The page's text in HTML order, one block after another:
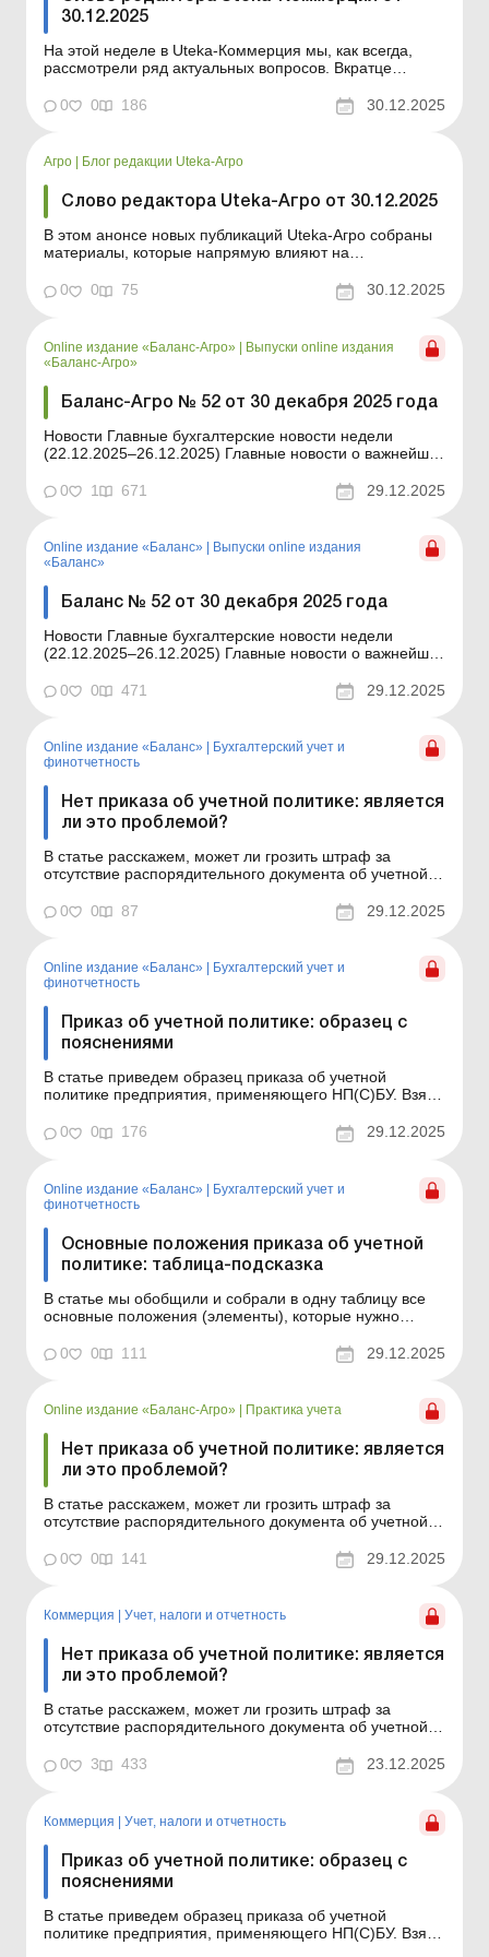
30.12.2025
На этой неделе в Uteka-Коммерция мы, как всегда,
рассмотрели ряд актуальных вопросов. Вкратце
коллеги! Вкратце ознакомлю вас с темами статей,
опубликованных на этой неделе в Uteka-Коммерция.
поврежденное вследстви...
0 0 186 30.12.2025
Агро Блог редакции Uteka-Агро
Слово редактора Uteka-Агро от 30.12.2025
В этом анонсе новых публикаций Uteka-Агро собраны
материалы, которые напрямую влияют на
от компенсации военных потерь и налоговых
последствий до методологии агроучета и организации
новых публикаций U...
0 0 75 30.12.2025
Online издание «Баланс-Агро» | Выпуски online издания
«Баланс-Агро»
Баланс-Агро № 52 от 30 декабря 2025 года
Новости Главные бухгалтерские новости недели
(22.12.2025–26.12.2025) Главные новости о важнейших
ежедневно Содержание номера Правовая помощь
Читать Компенсация бизнесу за уничтоженное или
0 1 671 29.12.2025
Online издание «Баланс» | Выпуски online издания
«Баланс»
Баланс № 52 от 30 декабря 2025 года
Новости Главные бухгалтерские новости недели
(22.12.2025–26.12.2025) Главные новости о важнейших
ежедневно Содержание номера Юридические
0 0 471 29.12.2025
Online издание «Баланс»
Бухгалтерский учет и
финотчетность
Нет приказа об учетной политике: является
ли это проблемой?
В статье расскажем, может ли грозить штраф за
отсутствие распорядительного документа об учетной
правила, подходы, если нет приказа об учетной
политике. Баланс № 52 от 30 декабря 2025 года К
учетной ...
0 0 87 29.12.2025
Online издание «Баланс»
Бухгалтерский учет и
финотчетность
Приказ об учетной политике: образец с
пояснениями
В статье приведем образец приказа об учетной
политике предприятия, применяющего НП(С)БУ. Взяв
на составление такого приказа для своего
предприятия. Баланс № 52 от 30 декабря 2025 года
утверждается распор...
0 0 176 29.12.2025
Online издание «Баланс» | Бухгалтерский учет и
финотчетность
Основные положения приказа об учетной
политике: таблица-подсказка
В статье мы обобщили и собрали в одну таблицу все
основные положения (элементы), которые нужно
нормам НП(С)БУ. Пользуясь этой таблицей, вы
сможете проверить, все ли необходимые положения
категории, сп...
0 0 111 29.12.2025
Online издание «Баланс-Агро» Практика учета
Нет приказа об учетной политике: является
ли это проблемой?
В статье расскажем, может ли грозить штраф за
отсутствие распорядительного документа об учетной
правила, подходы, если нет приказа об учетной
политике. Баланс-Агро № 52 от 30 декабря 2025 года К
уче...
0 0 141 29.12.2025
Коммерция Учет, налоги и отчетность
Нет приказа об учетной политике: является
ли это проблемой?
В статье расскажем, может ли грозить штраф за
отсутствие распорядительного документа об учетной
правила, подходы, если нет приказа об учетной
политике. К сожалению, при отсутствии приказа или
утвержденного докуме...
0 3 433 23.12.2025
Коммерция | Учет, налоги и отчетность
Приказ об учетной политике: образец с
пояснениями
В статье приведем образец приказа об учетной
политике предприятия, применяющего НП(С)БУ. Взяв